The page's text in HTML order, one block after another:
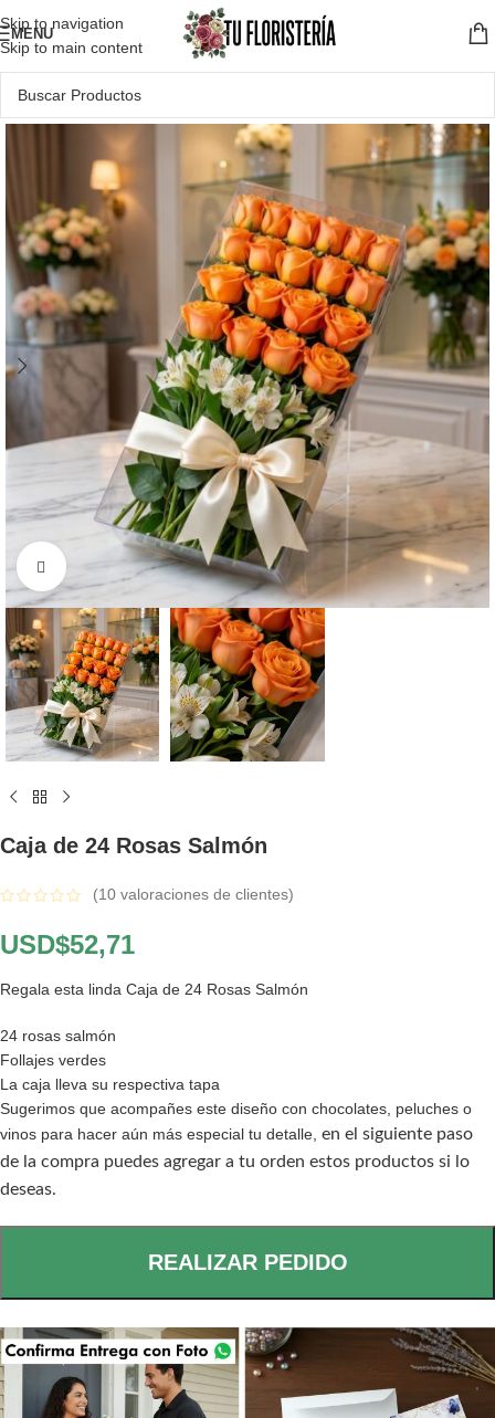
Skip to navigation
Skip to main content
MENU
Click to enlarge
Caja de 24 Rosas Salmón
(10 valoraciones de clientes)
USD$52,71
Regala esta linda Caja de 24 Rosas Salmón
24 rosas salmón
Follajes verdes
La caja lleva su respectiva tapa
Sugerimos que acompañes este diseño con chocolates, peluches o
vinos para hacer aún más especial tu detalle, en el siguiente paso
de la compra puedes agregar a tu orden estos productos si lo
deseas.
REALIZAR PEDIDO